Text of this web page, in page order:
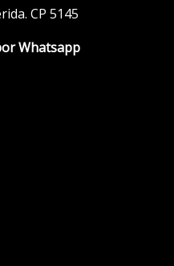
CP 5145
Whatsapp